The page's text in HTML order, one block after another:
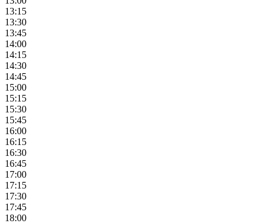
13:15
13:30
13:45
14:00
14:15
14:30
14:45
15:00
15:15
15:30
15:45
16:00
16:15
16:30
16:45
17:00
17:15
17:30
17:45
18:00